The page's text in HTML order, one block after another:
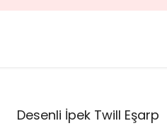
Desenli İpek Twill Eşarp